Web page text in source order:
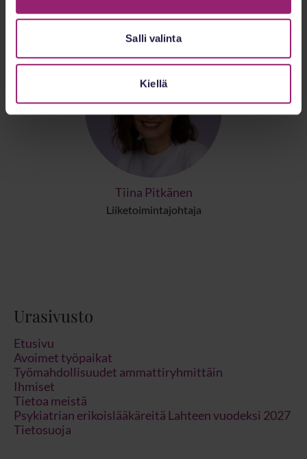
Salli valinta
Kiellä
Tiina Pitkänen
Liiketoimintajohtaja
Urasivusto
Etusivu
Avoimet työpaikat
Työmahdollisuudet ammattiryhmittäin
Ihmiset
Tietoa meistä
Psykiatrian erikoislääkäreitä Lahteen vuodeksi 2027
Tietosuoja